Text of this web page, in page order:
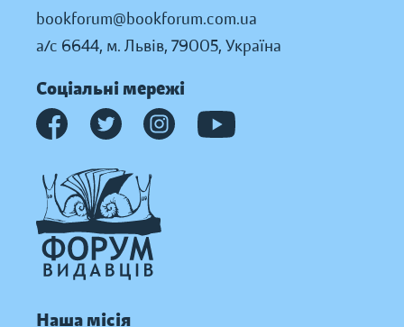
bookforum@bookforum.com.ua
а/с 6644, м. Львів, 79005, Україна
Соціальні мережі
Наша місія